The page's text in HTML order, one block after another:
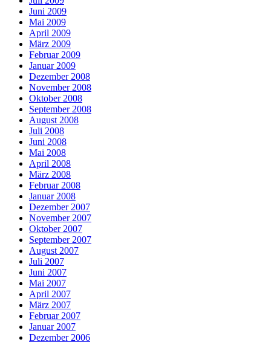
Juni 2009
Mai 2009
April 2009
März 2009
Februar 2009
Januar 2009
Dezember 2008
November 2008
Oktober 2008
September 2008
August 2008
Juli 2008
Juni 2008
Mai 2008
April 2008
März 2008
Februar 2008
Januar 2008
Dezember 2007
November 2007
Oktober 2007
September 2007
August 2007
Juli 2007
Juni 2007
Mai 2007
April 2007
März 2007
Februar 2007
Januar 2007
Dezember 2006